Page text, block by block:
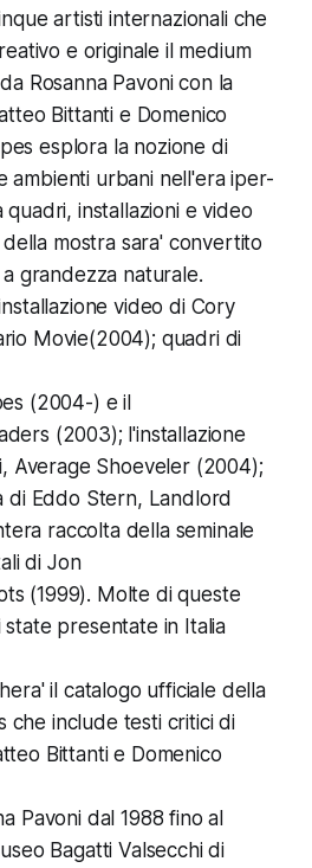
artisti internazionali che
e originale il medium
Rosanna Pavoni con la
Bittanti e Domenico
esplora la nozione di
ambienti urbani nell'era iper-
quadri, installazioni e video
mostra sara' convertito
grandezza naturale.
video di Cory
Movie(2004); quadri di
(2004-) e il
(2003); l'installazione
Average Shoeveler (2004);
di Eddo Stern, Landlord
raccolta della seminale
di Jon
(1999). Molte di queste
presentate in Italia
il catalogo ufficiale della
che include testi critici di
Bittanti e Domenico
Pavoni dal 1988 fino al
Bagatti Valsecchi di